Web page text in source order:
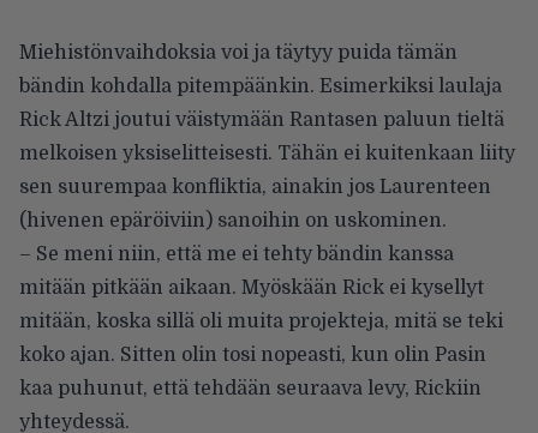
Miehistönvaihdoksia voi ja täytyy puida tämän
bändin kohdalla pitempäänkin. Esimerkiksi laulaja
Rick Altzi joutui väistymään Rantasen paluun tieltä
melkoisen yksiselitteisesti. Tähän ei kuitenkaan liity
sen suurempaa konfliktia, ainakin jos Laurenteen
(hivenen epäröiviin) sanoihin on uskominen.
– Se meni niin, että me ei tehty bändin kanssa
mitään pitkään aikaan. Myöskään Rick ei kysellyt
mitään, koska sillä oli muita projekteja, mitä se teki
koko ajan. Sitten olin tosi nopeasti, kun olin Pasin
kaa puhunut, että tehdään seuraava levy, Rickiin
yhteydessä.